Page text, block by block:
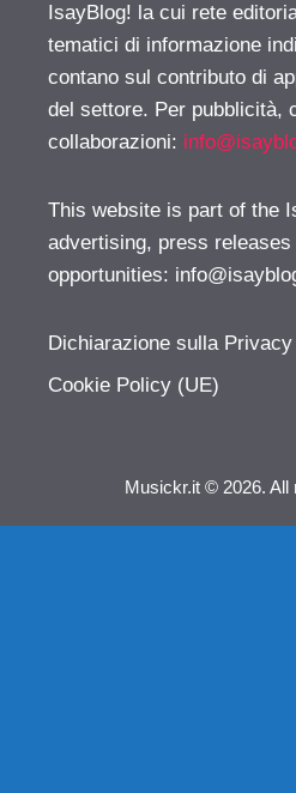
IsayBlog! la cui rete
tematici di informazione
contano sul contributo di
del settore. Per pubblicità,
collaborazioni:
This website is part of the
advertising, press releases
opportunities:
Dichiarazione sulla
Cookie Policy (UE)
Musickr.it © 2026. All